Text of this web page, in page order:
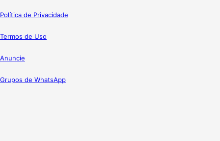
Política de Privacidade
Termos de Uso
Anuncie
Grupos de WhatsApp